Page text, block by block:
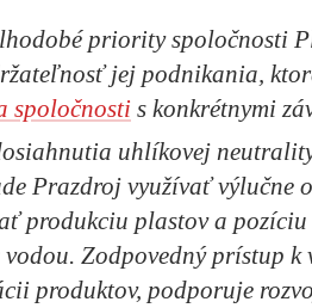
priority spoločnosti
jej podnikania,
spoločnosti s konkrétnymi
uhlíkovej
Prazdroj využívať výlučne
produkciu plastov a
vodou. Zodpovedný prístup
produktov, podporuje